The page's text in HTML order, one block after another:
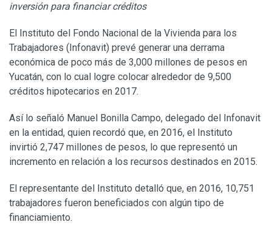
inversión para financiar créditos
El Instituto del Fondo Nacional de la Vivienda para los
Trabajadores (Infonavit) prevé generar una derrama
económica de poco más de 3,000 millones de pesos en
Yucatán, con lo cual logre colocar alrededor de 9,500
créditos hipotecarios en 2017.
Así lo señaló Manuel Bonilla Campo, delegado del Infonavit
en la entidad, quien recordó que, en 2016, el Instituto
invirtió 2,747 millones de pesos, lo que representó un
incremento en relación a los recursos destinados en 2015.
El representante del Instituto detalló que, en 2016, 10,751
trabajadores fueron beneficiados con algún tipo de
financiamiento.